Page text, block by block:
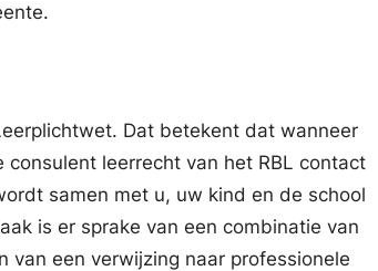
Dat betekent dat wanneer
leerrecht van het RBL contact
samen met u, uw kind en de school
is er sprake van een combinatie van
van een verwijzing naar professionele